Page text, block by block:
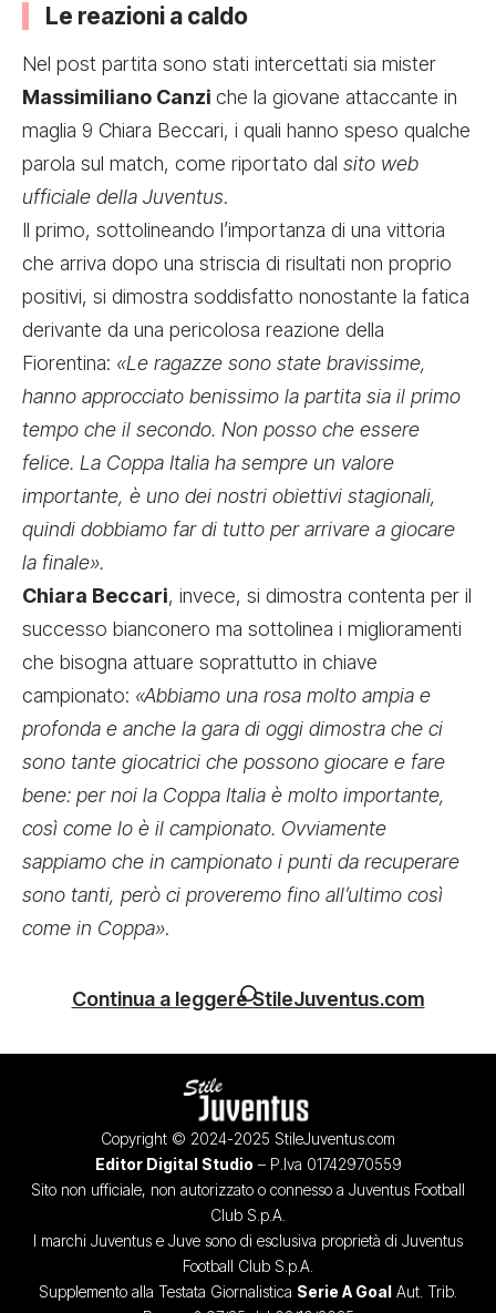
Le reazioni a caldo
Nel post partita sono stati intercettati sia mister
Massimiliano Canzi che la giovane attaccante in
maglia 9 Chiara Beccari, i quali hanno speso qualche
parola sul match, come riportato dal sito web
ufficiale della Juventus.
Il primo, sottolineando l’importanza di una vittoria
che arriva dopo una striscia di risultati non proprio
positivi, si dimostra soddisfatto nonostante la fatica
derivante da una pericolosa reazione della
Fiorentina: «Le ragazze sono state bravissime,
hanno approcciato benissimo la partita sia il primo
tempo che il secondo. Non posso che essere
felice. La Coppa Italia ha sempre un valore
importante, è uno dei nostri obiettivi stagionali,
quindi dobbiamo far di tutto per arrivare a giocare
la finale».
Chiara Beccari, invece, si dimostra contenta per il
successo bianconero ma sottolinea i miglioramenti
che bisogna attuare soprattutto in chiave
campionato: «Abbiamo una rosa molto ampia e
profonda e anche la gara di oggi dimostra che ci
sono tante giocatrici che possono giocare e fare
bene: per noi la Coppa Italia è molto importante,
così come lo è il campionato. Ovviamente
sappiamo che in campionato i punti da recuperare
sono tanti, però ci proveremo fino all’ultimo così
come in Coppa».
Continua a leggere StileJuventus.com
Copyright © 2024-2025 StileJuventus.com
Editor Digital Studio – P.Iva 01742970559
Sito non ufficiale, non autorizzato o connesso a Juventus Football
Club S.p.A.
I marchi Juventus e Juve sono di esclusiva proprietà di Juventus
Football Club S.p.A.
Supplemento alla Testata Giornalistica Serie A Goal Aut. Trib.